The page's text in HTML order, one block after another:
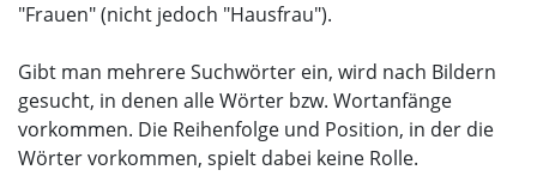
"Frauen" (nicht jedoch "Hausfrau").
Gibt man mehrere Suchwörter ein, wird nach Bildern
gesucht, in denen alle Wörter bzw. Wortanfänge
vorkommen. Die Reihenfolge und Position, in der die
Wörter vorkommen, spielt dabei keine Rolle.